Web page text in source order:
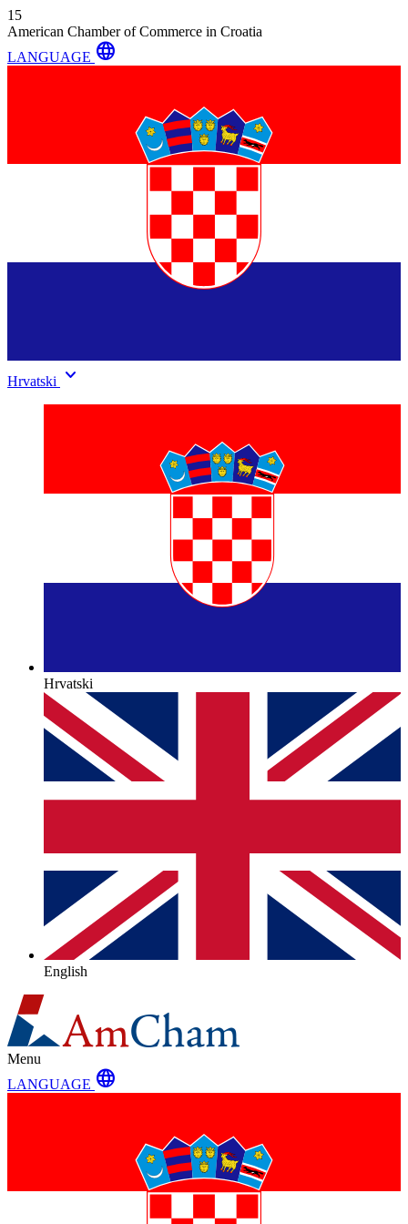
15
American Chamber of Commerce in Croatia
LANGUAGE language
Hrvatski keyboard_arrow_down
Hrvatski
English
Menu
LANGUAGE language